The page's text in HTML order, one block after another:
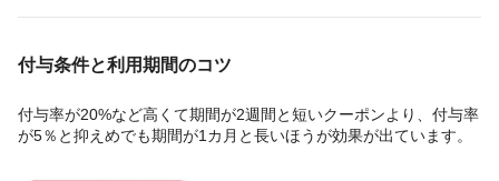
付与条件と利用期間のコツ
付与率が20%など高くて期間が2週間と短いクーポンより、付与率
が5％と抑えめでも期間が1カ月と長いほうが効果が出ています。